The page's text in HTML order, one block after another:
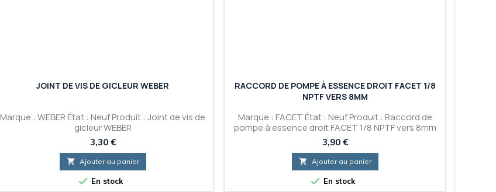
JOINT DE VIS DE GICLEUR WEBER
Marque : WEBER État : Neuf Produit : Joint de vis de
gicleur WEBER
Prix
3,30 €
 Ajouter au panier
 En stock
RACCORD DE POMPE À ESSENCE DROIT FACET 1/8
NPTF VERS 8MM
Marque : FACET État : Neuf Produit : Raccord de
pompe à essence droit FACET 1/8 NPTF vers 8mm
Prix
3,90 €
 Ajouter au panier
 En stock